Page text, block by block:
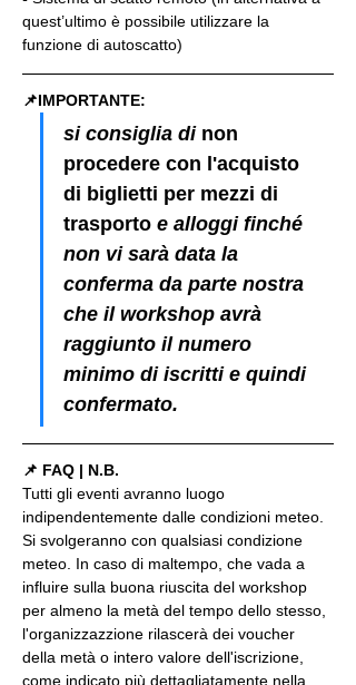
quest’ultimo è possibile utilizzare la
funzione di autoscatto)
📌IMPORTANTE:
si consiglia di non
procedere con l'acquisto
di biglietti per mezzi di
trasporto e alloggi finché
non vi sarà data la
conferma da parte nostra
che il workshop avrà
raggiunto il numero
minimo di iscritti e quindi
confermato.
📌 FAQ | N.B.
Tutti gli eventi avranno luogo
indipendentemente dalle condizioni meteo.
Si svolgeranno con qualsiasi condizione
meteo. In caso di maltempo, che vada a
influire sulla buona riuscita del workshop
per almeno la metà del tempo dello stesso,
l'organizzazzione rilascerà dei voucher
della metà o intero valore dell'iscrizione,
come indicato più dettagliatamente nella